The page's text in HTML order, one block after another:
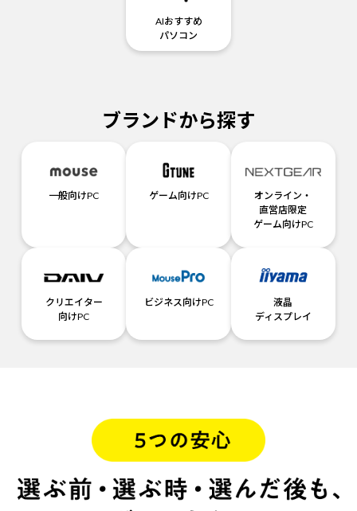
AIおすすめ
パソコン
ブランドから探す
一般向けPC ゲーム向けPC
オンライン・
直営店限定
ゲーム向けPC
クリエイター
向けPC
ビジネス向けPC
液晶
ディスプレイ